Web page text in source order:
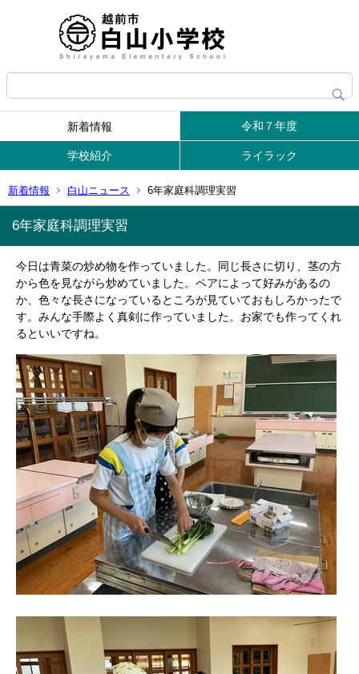
新着情報 令和７年度
学校紹介 ライラック
新着情報 白山ニュース 6年家庭科調理実習
6年家庭科調理実習
今日は青菜の炒め物を作っていました。同じ長さに切り、茎の方
から色を見ながら炒めていました。ペアによって好みがあるの
か、色々な長さになっているところが見ていておもしろかったで
す。みんな手際よく真剣に作っていました。お家でも作ってくれ
るといいですね。